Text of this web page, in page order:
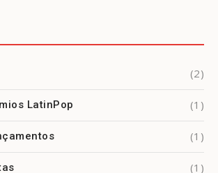
(2)
LatinPop (1)
(1)
(1)